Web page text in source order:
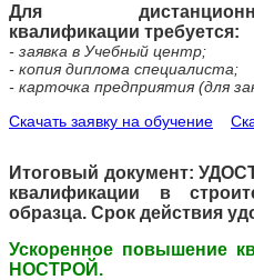
Для
квалификации требуется:
- заявка в Учебный центр;
- копия диплома специалиста;
- карточка предприятия (для
Скачать заявку на обучение
Итоговый документ:
квалификации в
образца. Срок действия
Ускоренное повышение
НОСТРОЙ.